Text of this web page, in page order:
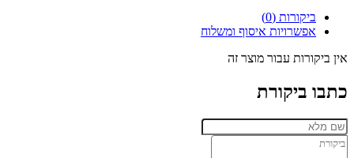
ביקורות (0)
אפשרויות איסוף ומשלוח
אין ביקורות עבור מוצר זה
כתבו ביקורת